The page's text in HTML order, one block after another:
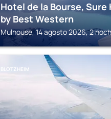
Hotel de la Bourse,
by Best Western
Mulhouse, 14 agosto 2026, 2
BLOTZHEIM